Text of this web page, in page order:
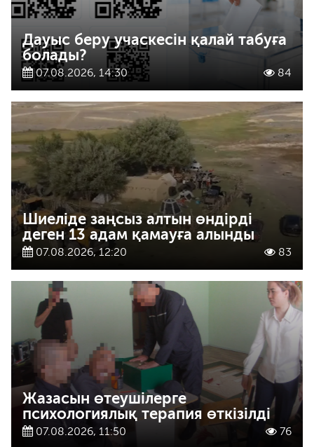
Дауыс беру учаскесін қалай табуға
болады?
07.08.2026, 14:30 84
Шиеліде заңсыз алтын өндірді
деген 13 адам қамауға алынды
07.08.2026, 12:20 83
Жазасын өтеушілерге
психологиялық терапия өткізілді
07.08.2026, 11:50 76